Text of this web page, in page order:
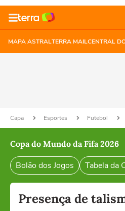
MAPA ASTRALTERRA MAILCENTRAL
Capa Esportes Futebol
Copa do Mundo da Fifa 2026
Bolão dos Jogos Tabela da
Presença de